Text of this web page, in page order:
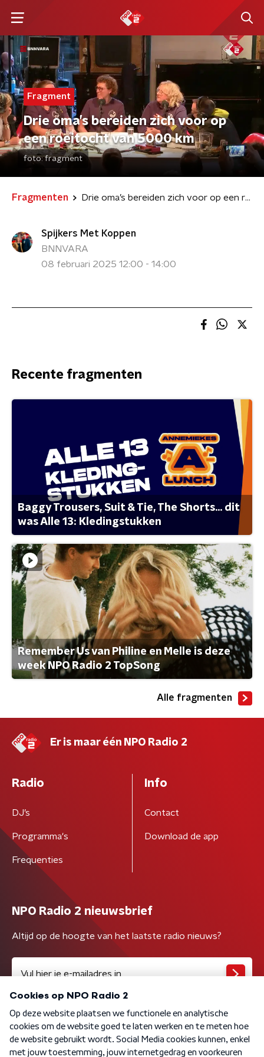
Fragment
Drie oma’s bereiden zich voor op
een roeitocht van 5000 km
foto:fragment
Fragmenten Drie oma’s bereiden zich voor op een roeitocht van 5000 km
Spijkers Met Koppen
BNNVARA
08 februari 2025 12:00 - 14:00
Recente fragmenten
Baggy Trousers, Suit & Tie, The Shorts... dit
was Alle 13: Kledingstukken
Remember Us van Philine en Melle is deze
week NPO Radio 2 TopSong
Alle fragmenten
Er is maar één NPO Radio 2
Radio
DJ’s
Programma's
Frequenties
Info
Contact
Download de app
NPO Radio 2 nieuwsbrief
Altijd op de hoogte van het laatste radio nieuws?
Algemene voorwaarden